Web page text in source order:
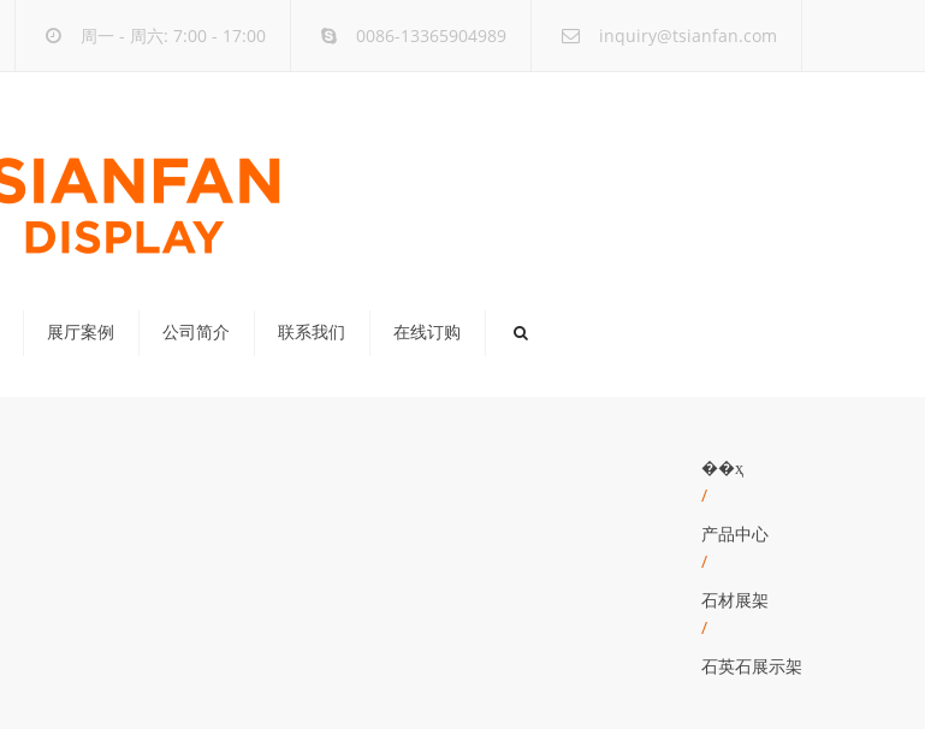
周一 - 周六: 7:00 - 17:00 0086-13365904989 inquiry@tsianfan.com
展厅案例 公司简介 联系我们 在线订购
��ҳ
/
产品中心
/
石材展架
/
石英石展示架